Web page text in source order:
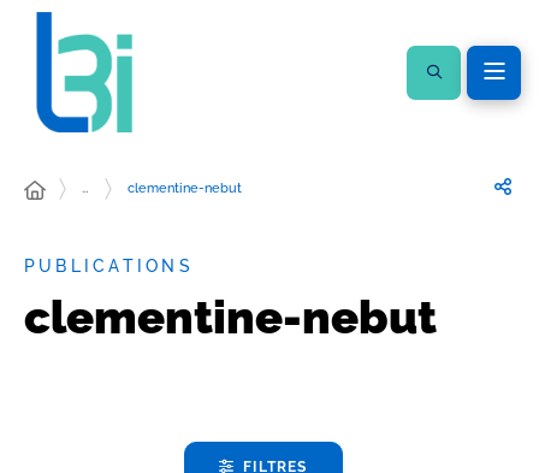
… clementine-nebut
PUBLICATIONS
clementine-nebut
FILTRES